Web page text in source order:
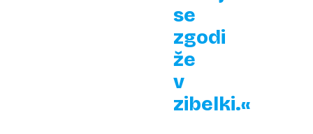
se
zgodi
že
v
zibelki.«